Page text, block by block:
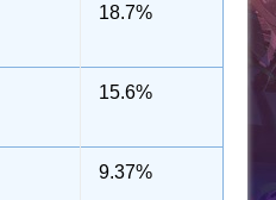
18.7%
15.6%
9.37%